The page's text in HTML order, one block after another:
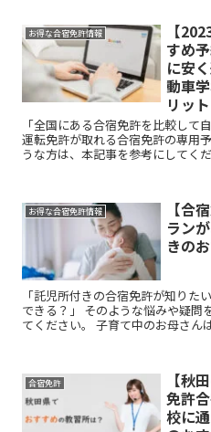
お得な合宿免許情報
【
すめ
に安
動車
リッ
「全国にある合宿免許を比較して
運転免許が取れる合宿免許の専用
うな方は、本記事を参考にしてく
時に比較できるおすすめ予約サイ
イトの強みやメリットも紹介して
お得な合宿免許情報
【合
ラン
きの
「託児所付きの合宿免許が知りた
できる？」 そのような悩みや疑問をお持ちの方は本記事を参考にし
てください。 子育て中のお母さんは、子どもからなかなか目を離す
合宿免許
【秋
免許
校に